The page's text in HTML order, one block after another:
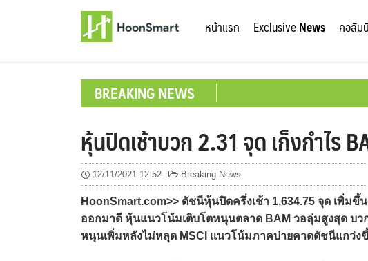
หน้าแรก ExclusiveNews คอลัม
BREAKING NEWS
หุ้นปิดเช้าบวก 2.31 จุด เก็งกำไร
12/11/2021 12:52 Breaking News
HoonSmart.com>> ดัชนีหุ้นปิดครึ่งเช้า 1,634.75 จุด เพิ่ม
ออกมาดี หุ้นแนวโน้มเติบโตหนุนตลาด BAM วอลุ่มสูงสุด บว
หนุนเพิ่มหลังไม่หลุด MSCI แนวโน้มภาคบ่ายคาดดัชนีแกว่